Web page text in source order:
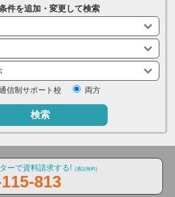
件を追加・変更して検索
信制サポート校 両方
検索
ーで資料請求する! (通話無料)
813